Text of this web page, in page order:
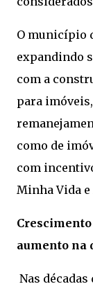
O município
expandindo
com a
para
como de
com
Minha Vida
aumento na
Nas décadas